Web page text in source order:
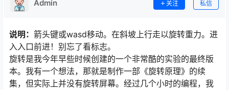
Admin 关注 私信
说明： 箭头键或wasd移动。在斜坡上行走以旋转重力。进
入入口前进！别忘了看标志。
旋转是我今年早些时候创建的一个非常酷的实验的最终版
本。我有一个想法，那就是制作一部《旋转原理》的续
集，但实际上并没有旋转屏幕。经过几个小时的编程，我